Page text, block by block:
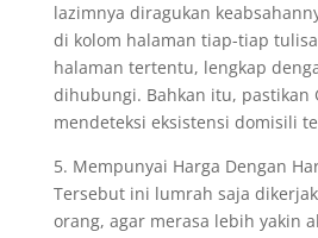
lazimnya diragukan
di kolom halaman tiap-tiap
halaman tertentu, lengkap
dihubungi. Bahkan itu, pastikan
mendeteksi eksistensi domisili
5. Mempunyai Harga Dengan
Tersebut ini lumrah saja
orang, agar merasa lebih yakin